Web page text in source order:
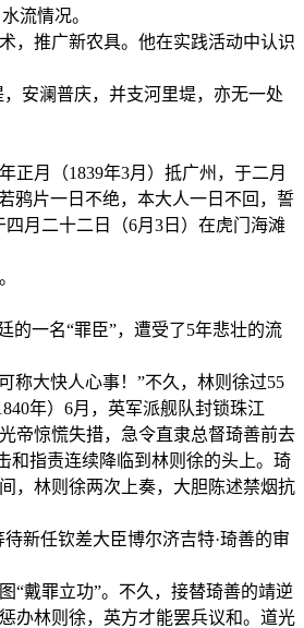
流情况。
，推广新农具。他在实践活动中认识
安澜普庆，并支河里堤，亦无一处
正月（1839年3月）抵广州，于二月
鸦片一日不绝，本大人一日不回，誓
月二十二日（6月3日）在虎门海滩
的一名“罪臣”，遭受了5年悲壮的流
称大快人心事！”不久，林则徐过55
年）6月，英军派舰队封锁珠江
帝惊慌失措，急令直隶总督琦善前去
和指责连续降临到林则徐的头上。琦
，林则徐两次上奏，大胆陈述禁烟抗
新任钦差大臣博尔济吉特·琦善的审
“戴罪立功”。不久，接替琦善的靖逆
办林则徐，英方才能罢兵议和。道光